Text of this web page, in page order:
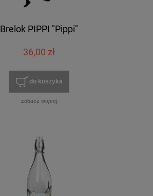
Brelok PIPPI "Pippi"
36,00 zł
do koszyka
zobacz więcej